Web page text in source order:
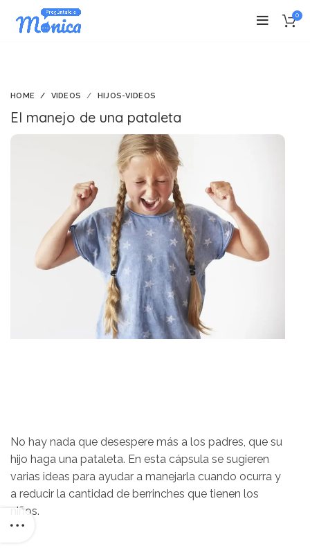
0
HOME VIDEOS HIJOS-VIDEOS
El manejo de una pataleta
No hay nada que desespere más a los padres, que su
hijo haga una pataleta. En esta cápsula se sugieren
varias ideas para ayudar a manejarla cuando ocurra y
a reducir la cantidad de berrinches que tienen los
niños.